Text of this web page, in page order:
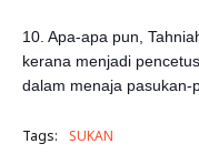
10. Apa-apa pun,
kerana menjadi
dalam menaja pasukan-
Tags: SUKAN